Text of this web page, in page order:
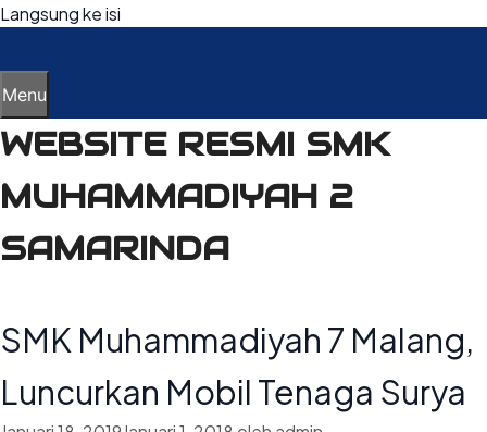
Langsung ke isi
Menu
WEBSITE RESMI SMK
MUHAMMADIYAH 2
SAMARINDA
SMK Muhammadiyah 7 Malang,
Luncurkan Mobil Tenaga Surya